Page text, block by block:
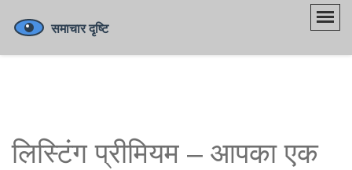
लिस्टिंग प्रीमियम – आपका एक